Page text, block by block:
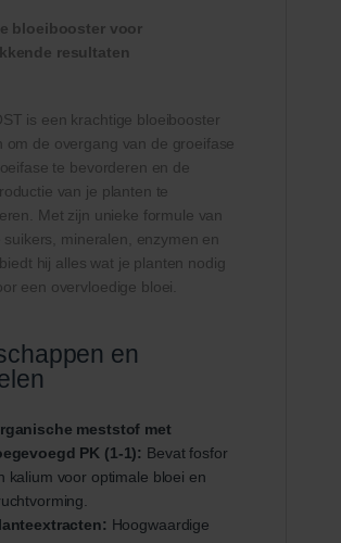
bloeibooster voor
resultaten
is een krachtige bloeibooster
om de overgang van de groeifase
te bevorderen en de
van je planten te
Met zijn unieke formule van
suikers, mineralen, enzymen en
hij alles wat je planten nodig
een overvloedige bloei.
en
meststof met
PK (1-1): Bevat fosfor
kalium voor optimale bloei en
Hoogwaardige